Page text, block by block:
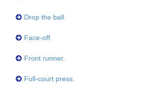
Drop the ball.
Face-off.
Front runner.
Full-court press.